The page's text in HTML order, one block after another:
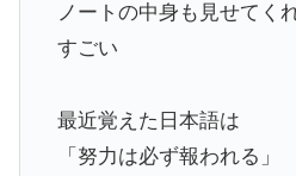
ノートの中身も見せてく
すごい
最近覚えた日本語は
「努力は必ず報われる」